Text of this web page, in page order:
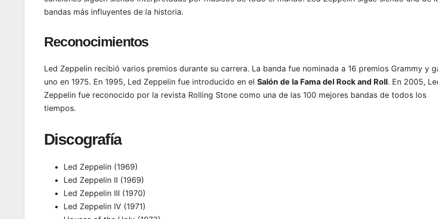
bandas más influyentes de la historia.
Reconocimientos
Led Zeppelin recibió varios premios durante su carrera. La banda fue nominada a 16 premios Grammy y
uno en 1975. En 1995, Led Zeppelin fue introducido en el Salón de la Fama del Rock and Roll. En 2005,
Zeppelin fue reconocido por la revista Rolling Stone como una de las 100 mejores bandas de todos los
tiempos.
Discografía
Led Zeppelin (1969)
Led Zeppelin II (1969)
Led Zeppelin III (1970)
Led Zeppelin IV (1971)